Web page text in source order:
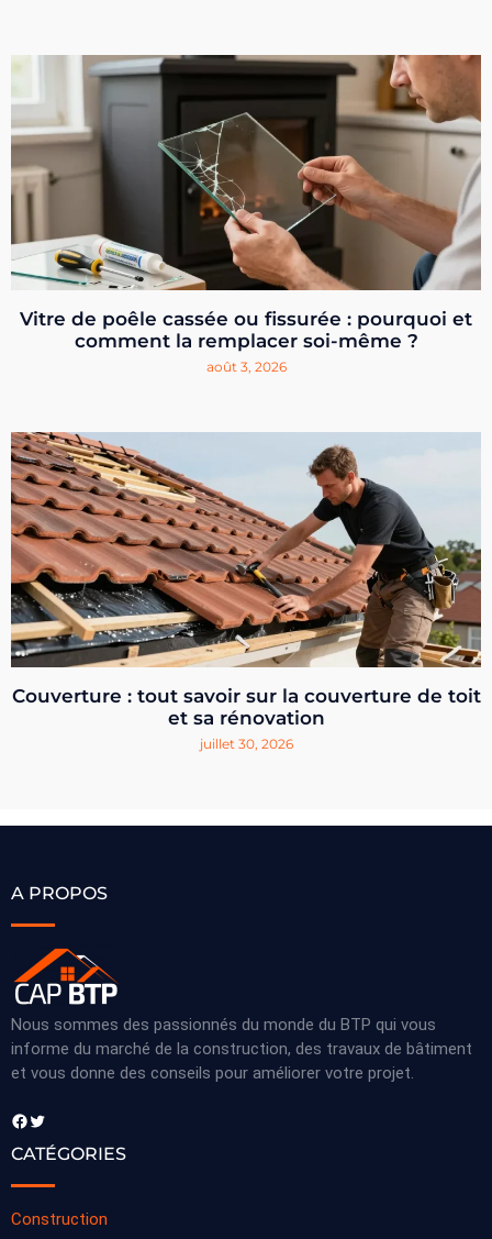
Vitre de poêle cassée ou fissurée : pourquoi et
comment la remplacer soi-même ?
août 3, 2026
Couverture : tout savoir sur la couverture de toit
et sa rénovation
juillet 30, 2026
A PROPOS
Nous sommes des passionnés du monde du BTP qui vous
informe du marché de la construction, des travaux de bâtiment
et vous donne des conseils pour améliorer votre projet.
Facebook Twitter
CATÉGORIES
Construction